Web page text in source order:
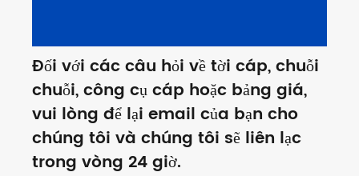
Đối với các câu hỏi về tời cáp, chuỗi
chuỗi, công cụ cáp hoặc bảng giá,
vui lòng để lại email của bạn cho
chúng tôi và chúng tôi sẽ liên lạc
trong vòng 24 giờ.